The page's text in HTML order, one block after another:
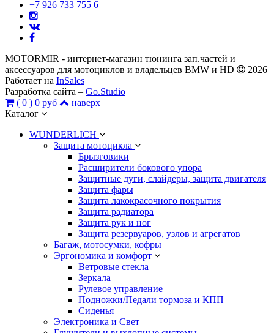
+7 926 733 755 6
MOTORMIR - интернет-магазин тюнинга зап.частей и
аксессуаров для мотоциклов и владельцев BMW и HD
2026
Работает на InSales
Разработка сайта – Go.Studio
( 0 ) 0 руб
наверх
Каталог
WUNDERLICH
Защита мотоцикла
Брызговики
Расширители бокового упора
Защитные дуги, слайдеры, защита двигателя
Защита фары
Защита лакокрасочного покрытия
Защита радиатора
Защита рук и ног
Защита резервуаров, узлов и агрегатов
Багаж, мотосумки, кофры
Эргономика и комфорт
Ветровые стекла
Зеркала
Рулевое управление
Подножки/Педали тормоза и КПП
Сиденья
Электроника и Свет